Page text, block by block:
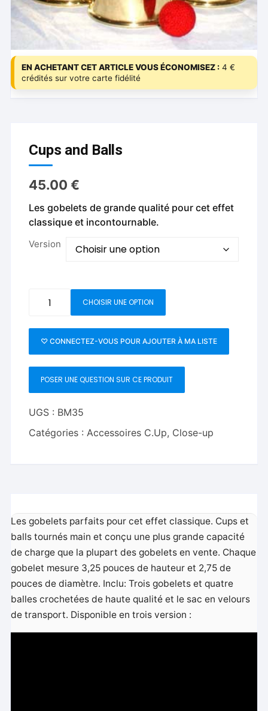
EN ACHETANT CET ARTICLE VOUS ÉCONOMISEZ : 4 €
crédités sur votre carte fidélité
Cups and Balls
45.00€
Les gobelets de grande qualité pour cet effet
classique et incontournable.
Version
and
Balls
CHOISIR UNE OPTION
♡ CONNECTEZ-VOUS POUR AJOUTER À MA LISTE
POSER UNE QUESTION SUR CE PRODUIT
UGS : BM35
Catégories :Accessoires C.Up, Close-up
Les gobelets parfaits pour cet effet classique. Cups et
balls tournés main et conçu une plus grande capacité
de charge que la plupart des gobelets en vente. Chaque
gobelet mesure 3,25 pouces de hauteur et 2,75 de
pouces de diamètre. Inclu: Trois gobelets et quatre
balles crochetées de haute qualité et le sac en velours
de transport. Disponible en trois version :